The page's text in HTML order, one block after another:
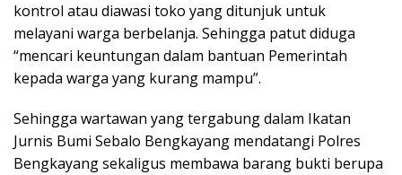
kontrol atau diawasi toko yang ditunjuk untuk
melayani warga berbelanja. Sehingga patut diduga
“mencari keuntungan dalam bantuan Pemerintah
kepada warga yang kurang mampu”.
Sehingga wartawan yang tergabung dalam Ikatan
Jurnis Bumi Sebalo Bengkayang mendatangi Polres
Bengkayang sekaligus membawa barang bukti berupa